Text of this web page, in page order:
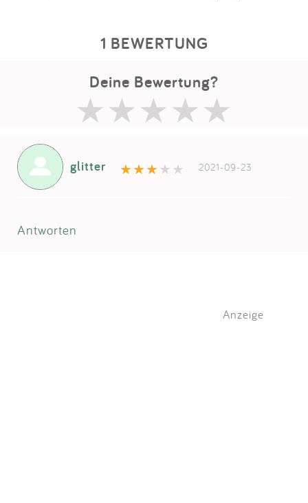
1 BEWERTUNG
Deine Bewertung?
glitter 2021-09-23
Antworten
Anzeige